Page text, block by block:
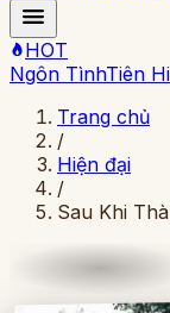
HOT
Ngôn TìnhTiên
Trang chủ
/
Hiện đại
/
Sau Khi